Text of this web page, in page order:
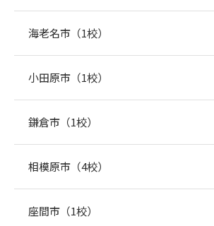
海老名市（1校）
小田原市（1校）
鎌倉市（1校）
相模原市（4校）
座間市（1校）